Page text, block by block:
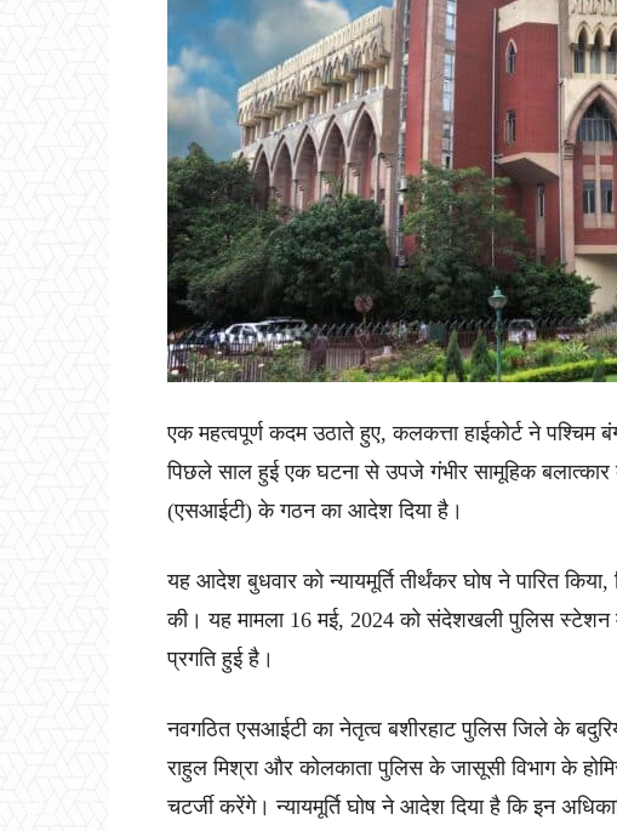
एक महत्वपूर्ण कदम उठाते हुए, कलकत्ता हाईकोर्ट ने
पिछले साल हुई एक घटना से उपजे गंभीर सामूहिक
(एसआईटी) के गठन का आदेश दिया है।
यह आदेश बुधवार को न्यायमूर्ति तीर्थंकर घोष ने पारित
की। यह मामला 16 मई, 2024 को संदेशखली पुलिस स्टेशन
प्रगति हुई है।
नवगठित एसआईटी का नेतृत्व बशीरहाट पुलिस जिले के
राहुल मिश्रा और कोलकाता पुलिस के जासूसी विभाग के
चटर्जी करेंगे। न्यायमूर्ति घोष ने आदेश दिया है कि इन